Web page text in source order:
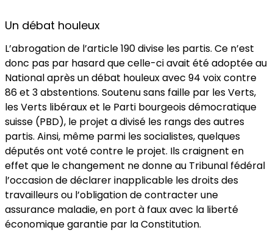
Un débat houleux
L’abrogation de l’article 190 divise les partis. Ce n’est
donc pas par hasard que celle-ci avait été adoptée au
National après un débat houleux avec 94 voix contre
86 et 3 abstentions. Soutenu sans faille par les Verts,
les Verts libéraux et le Parti bourgeois démocratique
suisse (PBD), le projet a divisé les rangs des autres
partis. Ainsi, même parmi les socialistes, quelques
députés ont voté contre le projet. Ils craignent en
effet que le changement ne donne au Tribunal fédéral
l’occasion de déclarer inapplicable les droits des
travailleurs ou l’obligation de contracter une
assurance maladie, en port à faux avec la liberté
économique garantie par la Constitution.